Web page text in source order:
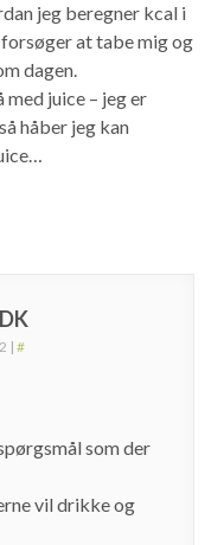
jeg beregner kcal i
forsøger at tabe mig og
dagen.
med juice – jeg er
håber jeg kan
| #
som der
vil drikke og